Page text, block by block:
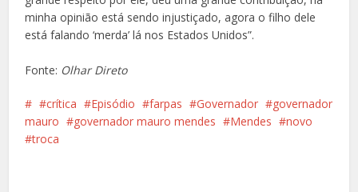
minha opinião está sendo injustiçado, agora o filho dele
está falando ‘merda’ lá nos Estados Unidos”.
Fonte: Olhar Direto
crítica Episódio farpas Governador
governador
mauro
governador mauro mendes Mendes
novo
troca